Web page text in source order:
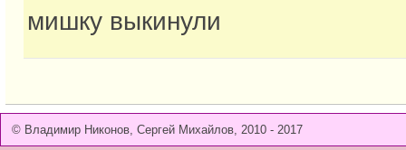
мишку выкинули
© Владимир Никонов, Сергей Михайлов, 2010 - 2017